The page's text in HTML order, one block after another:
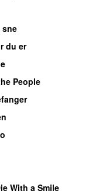
sne
du er
People
With a Smile